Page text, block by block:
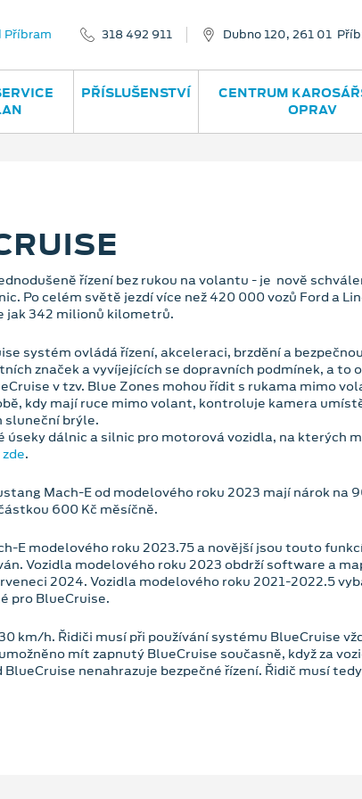
318 492 911 Dubno 120, 261 01
PŘÍSLUŠENSTVÍ
CENTRUM
OPRAV
řízení bez rukou na volantu - je nově
Po celém světě jezdí více než 420 000 vozů Ford a
jak 342 milionů kilometrů.
systém ovládá řízení, akceleraci, brzdění a
značek a vyvíjejících se dopravních podmínek, a
v tzv. Blue Zones mohou řídit s rukama mimo
kdy mají ruce mimo volant, kontroluje kamera
sluneční brýle.
úseky dálnic a silnic pro motorová vozidla, na kterých
zde.
Mach-E od modelového roku 2023 mají nárok na
600 Kč měsíčně.
E modelového roku 2023.75 a novější jsou touto
Vozidla modelového roku 2023 obdrží software a
2024. Vozidla modelového roku 2021-2022.5
pro BlueCruise.
km/h. Řidiči musí při používání systému BlueCruise
mít zapnutý BlueCruise současně, když za
nenahrazuje bezpečné řízení. Řidič musí